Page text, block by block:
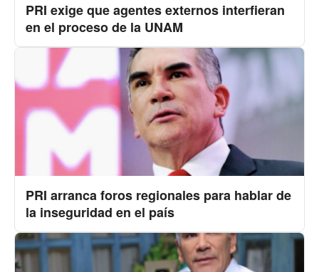
PRI exige que agentes externos interfieran
en el proceso de la UNAM
PRI arranca foros regionales para hablar de
la inseguridad en el país